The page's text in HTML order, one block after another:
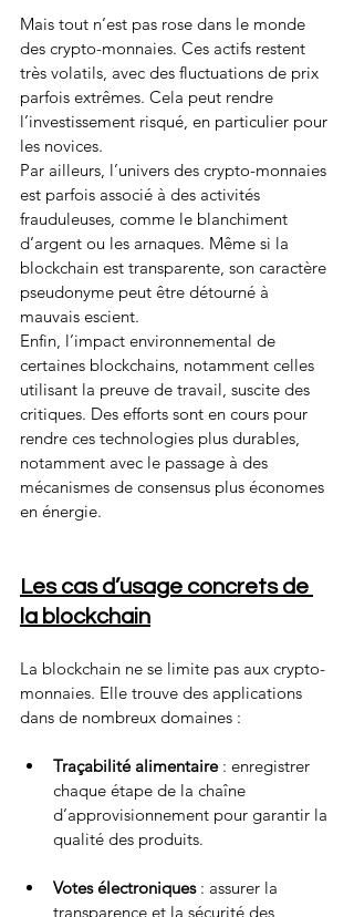
Mais tout n’est pas rose dans le monde
des crypto-monnaies. Ces actifs restent
très volatils, avec des fluctuations de prix
parfois extrêmes. Cela peut rendre
l’investissement risqué, en particulier pour
les novices.
Par ailleurs, l’univers des crypto-monnaies
est parfois associé à des activités
frauduleuses, comme le blanchiment
d’argent ou les arnaques. Même si la
blockchain est transparente, son caractère
pseudonyme peut être détourné à
mauvais escient.
Enfin, l’impact environnemental de
certaines blockchains, notamment celles
utilisant la preuve de travail, suscite des
critiques. Des efforts sont en cours pour
rendre ces technologies plus durables,
notamment avec le passage à des
mécanismes de consensus plus économes
en énergie.
Les cas d’usage concrets de
la blockchain
La blockchain ne se limite pas aux crypto-
monnaies. Elle trouve des applications
dans de nombreux domaines :
Traçabilité alimentaire : enregistrer
chaque étape de la chaîne
d’approvisionnement pour garantir la
qualité des produits.
Votes électroniques : assurer la
transparence et la sécurité des